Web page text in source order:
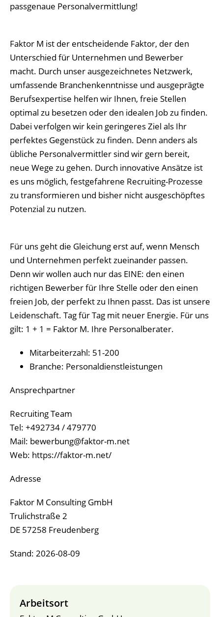
passgenaue Personalvermittlung!
Faktor M ist der entscheidende Faktor, der den
Unterschied für Unternehmen und Bewerber
macht. Durch unser ausgezeichnetes Netzwerk,
umfassende Branchenkenntnisse und ausgeprägte
Berufsexpertise helfen wir Ihnen, freie Stellen
optimal zu besetzen oder den idealen Job zu finden.
Dabei verfolgen wir kein geringeres Ziel als Ihr
perfektes Gegenstück zu finden. Denn anders als
übliche Personalvermittler sind wir gern bereit,
neue Wege zu gehen. Durch innovative Ansätze ist
es uns möglich, festgefahrene Recruiting-Prozesse
zu transformieren und bisher nicht ausgeschöpftes
Potenzial zu nutzen.
Für uns geht die Gleichung erst auf, wenn Mensch
und Unternehmen perfekt zueinander passen.
Denn wir wollen auch nur das EINE: den einen
richtigen Bewerber für Ihre Stelle oder den einen
freien Job, der perfekt zu Ihnen passt. Das ist unsere
Leidenschaft. Tag für Tag mit neuer Energie. Für uns
gilt: 1 + 1 = Faktor M. Ihre Personalberater.
Mitarbeiterzahl: 51-200
Branche: Personaldienstleistungen
Ansprechpartner
Recruiting Team
Tel: +492734 / 479770
Mail: bewerbung@faktor-m.net
Web: https://faktor-m.net/
Adresse
Faktor M Consulting GmbH
Trulichstraße 2
DE 57258 Freudenberg
Stand: 2026-08-09
Arbeitsort